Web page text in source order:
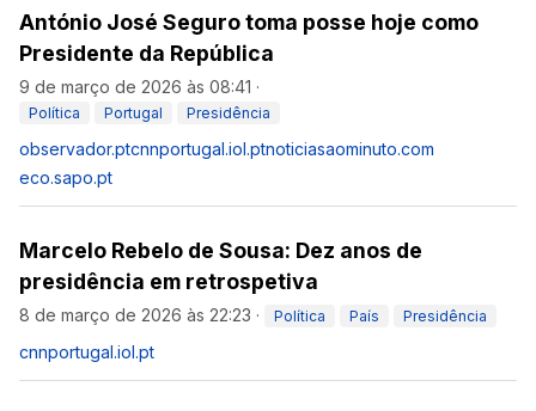
António José Seguro toma posse hoje como
Presidente da República
9 de março de 2026 às 08:41 ·
Política Portugal Presidência
observador.ptcnnportugal.iol.ptnoticiasaominuto.com
eco.sapo.pt
Marcelo Rebelo de Sousa: Dez anos de
presidência em retrospetiva
8 de março de 2026 às 22:23 · Política País Presidência
cnnportugal.iol.pt